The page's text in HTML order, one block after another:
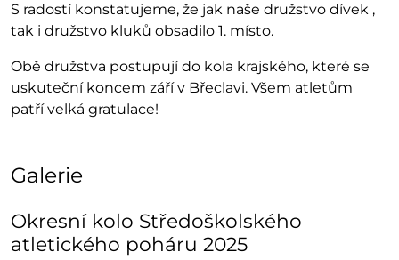
S radostí konstatujeme, že jak naše družstvo dívek ,
tak i družstvo kluků obsadilo 1. místo.
Obě družstva postupují do kola krajského, které se
uskuteční koncem září v Břeclavi. Všem atletům
patří velká gratulace!
Galerie
Okresní kolo Středoškolského
atletického poháru 2025